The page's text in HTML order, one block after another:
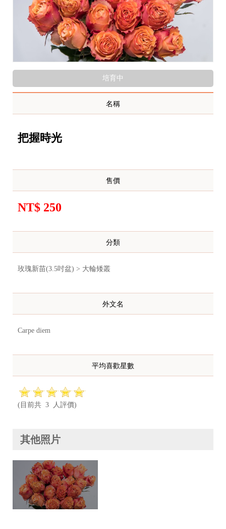
培育中
名稱
把握時光
售價
NT$ 250
分類
玫瑰新苗(3.5吋盆) > 大輪矮叢
外文名
Carpe diem
平均喜歡星數
(目前共 3 人評價)
其他照片